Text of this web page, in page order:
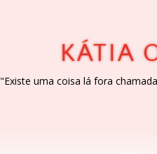
KÁTIA
"Existe uma coisa lá fora